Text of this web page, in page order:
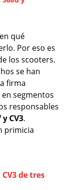
qué
Por eso es
los scooters.
se han
firma
segmentos
responsables
CV3.
primicia
CV3 de tres